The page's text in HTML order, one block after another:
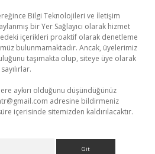
Bilgi Teknolojileri ve İletişim
bir Yer Sağlayıcı olarak hizmet
içerikleri proaktif olarak denetleme
bulunmamaktadır. Ancak, üyelerimiz
taşımakta olup, siteye üye olarak
aykırı olduğunu düşündüğünüz
adresine bildirmeniz
içerisinde sitemizden kaldırılacaktır.